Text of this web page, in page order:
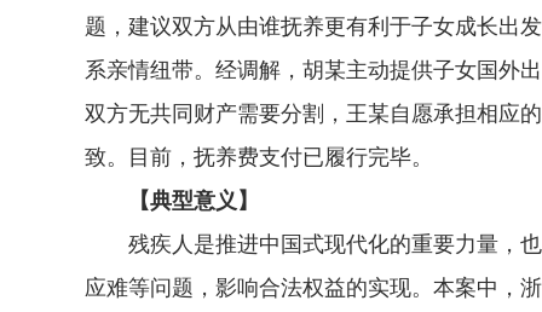
题，建议双方从由谁抚养更有利于子女成长出
系亲情纽带。经调解，胡某主动提供子女国外
双方无共同财产需要分割，王某自愿承担相应
致。目前，抚养费支付已履行完毕。
【典型意义】
残疾人是推进中国式现代化的重要力量，也
应难等问题，影响合法权益的实现。本案中，